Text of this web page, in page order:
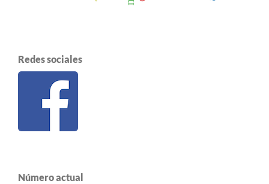
Redes sociales
Número actual